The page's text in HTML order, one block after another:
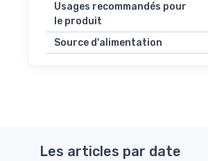
Usages recommandés pour
le produit
Source d'alimentation
Les articles par date